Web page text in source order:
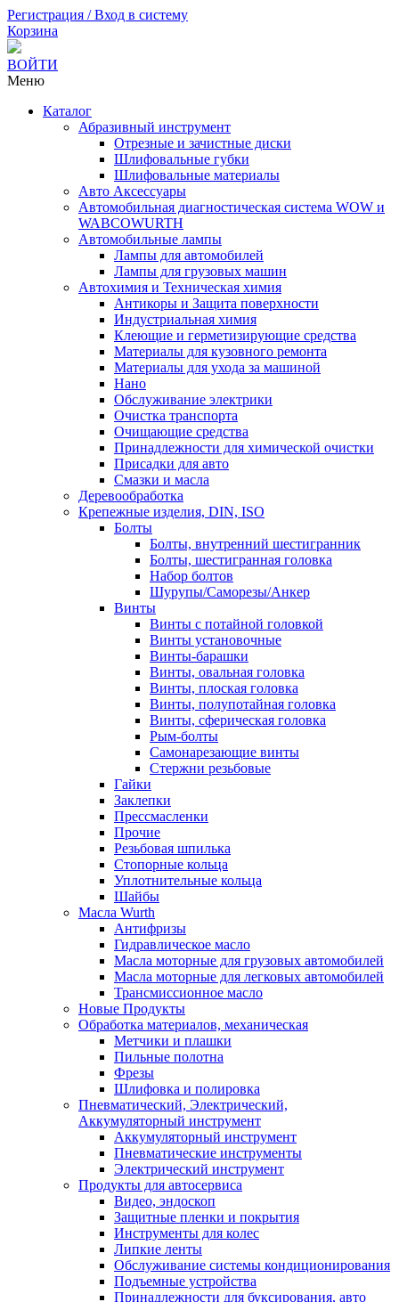
Регистрация / Вход в систему
Корзина
ВОЙТИ
Меню
Каталог
Абразивный инструмент
Отрезные и зачистные диски
Шлифовальные губки
Шлифовальные материалы
Авто Аксессуары
Автомобильная диагностическая система WOW и
WABCOWURTH
Автомобильные лампы
Лампы для автомобилей
Лампы для грузовых машин
Автохимия и Техническая химия
Антикоры и Защита поверхности
Индустриальная химия
Клеющие и герметизирующие средства
Материалы для кузовного ремонта
Материалы для ухода за машиной
Нано
Обслуживание электрики
Очистка транспорта
Очищающие средства
Принадлежности для химической очистки
Присадки для авто
Смазки и масла
Деревообработка
Крепежные изделия, DIN, ISO
Болты
Болты, внутренний шестигранник
Болты, шестигранная головка
Набор болтов
Шурупы/Саморезы/Анкер
Винты
Винты с потайной головкой
Винты установочные
Винты-барашки
Винты, овальная головка
Винты, плоская головка
Винты, полупотайная головка
Винты, сферическая головка
Рым-болты
Самонарезающие винты
Стержни резьбовые
Гайки
Заклепки
Прессмасленки
Прочие
Резьбовая шпилька
Стопорные кольца
Уплотнительные кольца
Шайбы
Масла Wurth
Антифризы
Гидравлическое масло
Масла моторные для грузовых автомобилей
Масла моторные для легковых автомобилей
Трансмиссионное масло
Новые Продукты
Обработка материалов, механическая
Метчики и плашки
Пильные полотна
Фрезы
Шлифовка и полировка
Пневматический, Электрический,
Аккумуляторный инструмент
Аккумуляторный инструмент
Пневматические инструменты
Электрический инструмент
Продукты для автосервиса
Видео, эндоскоп
Защитные пленки и покрытия
Инструменты для колес
Липкие ленты
Обслуживание системы кондиционирования
Подъемные устройства
Принадлежности для буксирования, авто